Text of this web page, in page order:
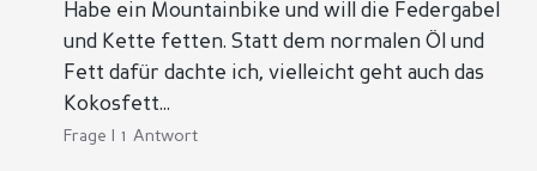
Habe ein Mountainbike und will die Federgabel
und Kette fetten. Statt dem normalen Öl und
Fett dafür dachte ich, vielleicht geht auch das
Kokosfett...
Frage | 1 Antwort